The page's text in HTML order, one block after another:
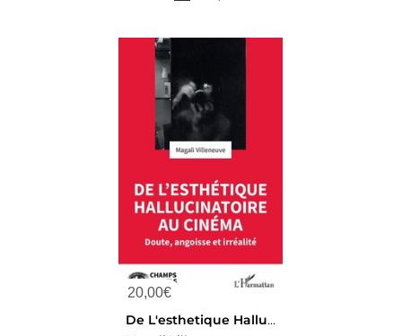
20,00€
De L'esthetique Hallucinatoire Au Cinema : Doute, Angoisse Et Irrealite